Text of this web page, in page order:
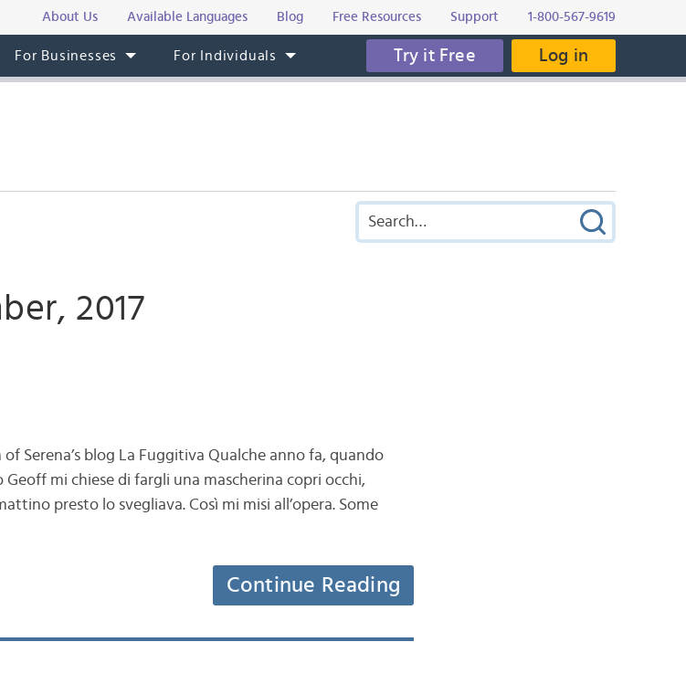
About Us Available Languages Blog Free Resources Support 1-800-567-9619
For Businesses For Individuals Try it Free Log in
2017
Serena’s blog La Fuggitiva Qualche anno fa, quando
mi chiese di fargli una mascherina copri occhi,
presto lo svegliava. Così mi misi all’opera. Some
Continue Reading